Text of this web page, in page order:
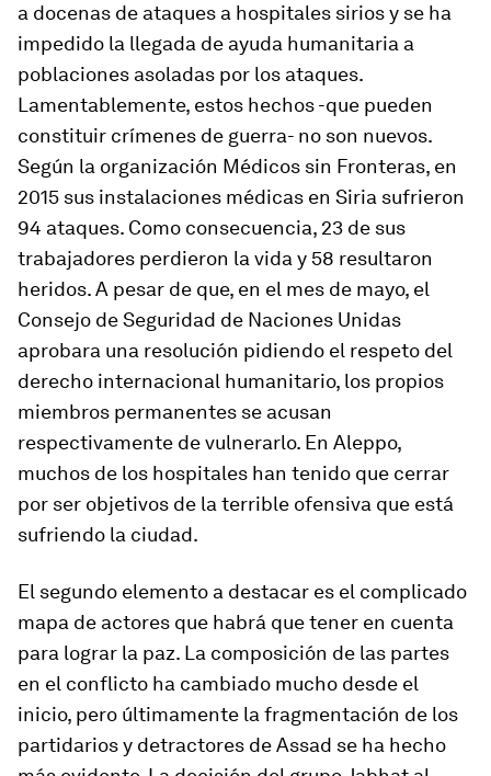
a docenas de ataques a hospitales sirios y se ha
impedido la llegada de ayuda humanitaria a
poblaciones asoladas por los ataques.
Lamentablemente, estos hechos -que pueden
constituir crímenes de guerra- no son nuevos.
Según la organización Médicos sin Fronteras, en
2015 sus instalaciones médicas en Siria sufrieron
94 ataques. Como consecuencia, 23 de sus
trabajadores perdieron la vida y 58 resultaron
heridos. A pesar de que, en el mes de mayo, el
Consejo de Seguridad de Naciones Unidas
aprobara una resolución pidiendo el respeto del
derecho internacional humanitario, los propios
miembros permanentes se acusan
respectivamente de vulnerarlo. En Aleppo,
muchos de los hospitales han tenido que cerrar
por ser objetivos de la terrible ofensiva que está
sufriendo la ciudad.
El segundo elemento a destacar es el complicado
mapa de actores que habrá que tener en cuenta
para lograr la paz. La composición de las partes
en el conflicto ha cambiado mucho desde el
inicio, pero últimamente la fragmentación de los
partidarios y detractores de Assad se ha hecho